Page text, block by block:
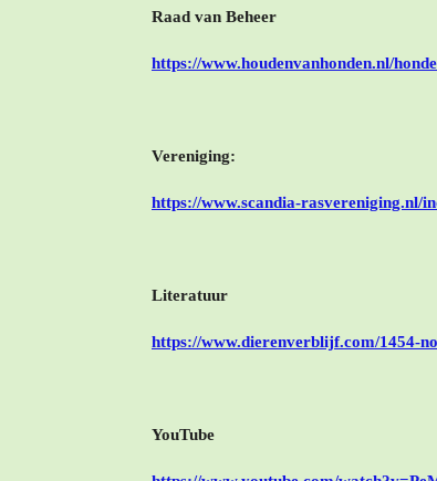
Raad van Beheer
https://www.houdenvanhonden.nl/
Vereniging:
https://www.scandia-rasvereniging.nl/
Literatuur
https://www.dierenverblijf.com/1454-
YouTube